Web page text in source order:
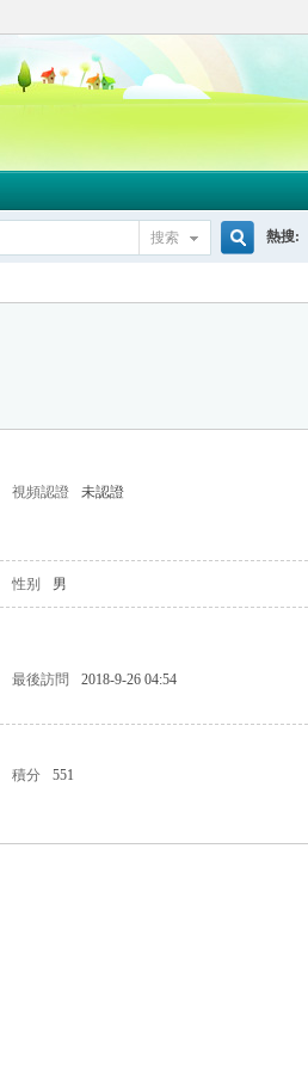
搜索 熱搜:
視頻認證 未認證
性别 男
最後訪問 2018-9-26 04:54
積分 551